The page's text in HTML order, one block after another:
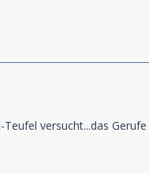
versucht...das